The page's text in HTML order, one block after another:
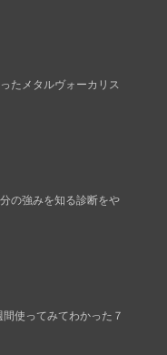
たメタルヴォーカリス
の強みを知る診断をや
使ってみてわかった７